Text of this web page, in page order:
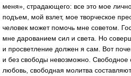
меня», страдающего: все это мое
подъем, мой взлет, мое творческое
человек может помочь мне советом.
мне дарованием сил и света. Но
и просветление должен я сам. Вот
и без свободы невозможно. Свободное
любовь, свободная молитва